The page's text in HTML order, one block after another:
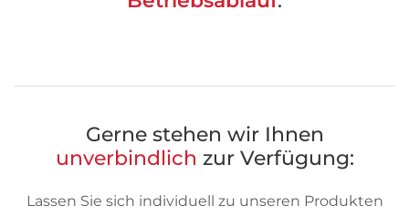
Gerne stehen wir Ihnen
unverbindlich zur Verfügung:
Lassen Sie sich individuell zu unseren Produkten